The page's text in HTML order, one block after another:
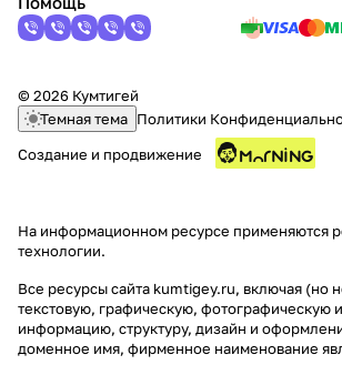
© 2026 Кумтигей
Темная тема Политики
Создание и продвижение
На информационном ресурсе применяются
технологии.
Все ресурсы сайта kumtigey.ru, включая (но
текстовую, графическую, фотографическую
информацию, структуру, дизайн и
доменное имя, фирменное наименование
раз